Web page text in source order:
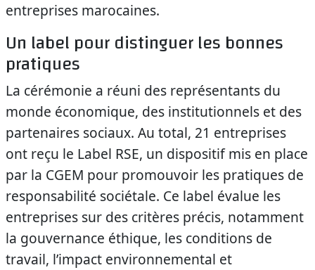
entreprises marocaines.
Un label pour distinguer les bonnes
pratiques
La cérémonie a réuni des représentants du
monde économique, des institutionnels et des
partenaires sociaux. Au total, 21 entreprises
ont reçu le Label RSE, un dispositif mis en place
par la CGEM pour promouvoir les pratiques de
responsabilité sociétale. Ce label évalue les
entreprises sur des critères précis, notamment
la gouvernance éthique, les conditions de
travail, l’impact environnemental et